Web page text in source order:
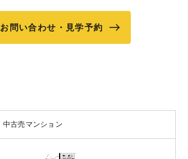
お問い合わせ・見学予約
中古売マンション